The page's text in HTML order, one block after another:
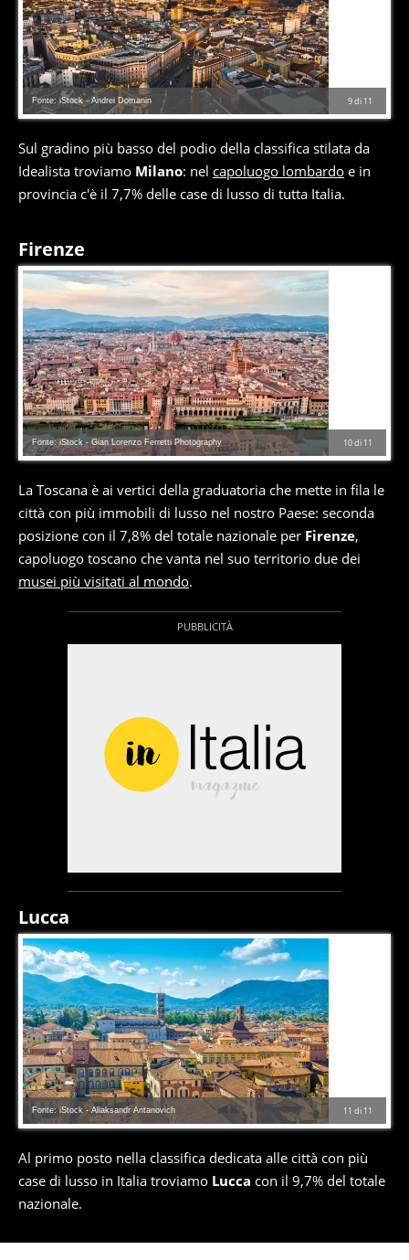
9di 11
Fonte: iStock - Andrei Domanin
Sul gradino più basso del podio della classifica stilata da
Idealista troviamo Milano: nel capoluogo lombardo e in
provincia c'è il 7,7% delle case di lusso di tutta Italia.
Firenze
10di 11
Fonte: iStock - Gian Lorenzo Ferretti Photography
La Toscana è ai vertici della graduatoria che mette in fila le
città con più immobili di lusso nel nostro Paese: seconda
posizione con il 7,8% del totale nazionale per Firenze,
capoluogo toscano che vanta nel suo territorio due dei
musei più visitati al mondo.
Lucca
11 di 11
Fonte: iStock - Aliaksandr Antanovich
Al primo posto nella classifica dedicata alle città con più
case di lusso in Italia troviamo Lucca con il 9,7% del totale
nazionale.